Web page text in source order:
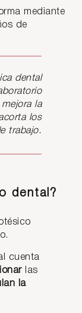
mediante
de
dental
la
los
trabajo.
dental?
cuenta
las
la